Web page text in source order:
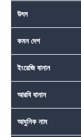
উৎস
কমন দেশ
ইংরেজি বানান
আরবি বানান
আধুনিক নাম